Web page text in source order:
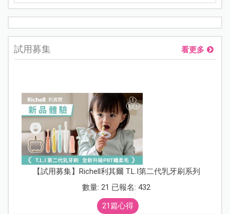
試用募集 看更多
【試用募集】Richell利其爾 T.L.I第二代乳牙刷系列
數量: 21 已報名: 432
21篇心得